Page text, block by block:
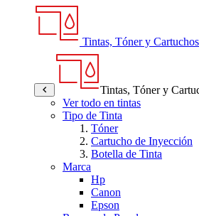
Tintas, Tóner y Cartuchos
Tintas, Tóner y
Ver todo en tintas
Tipo de Tinta
Tóner
Cartucho de Inyección
Botella de Tinta
Marca
Hp
Canon
Epson